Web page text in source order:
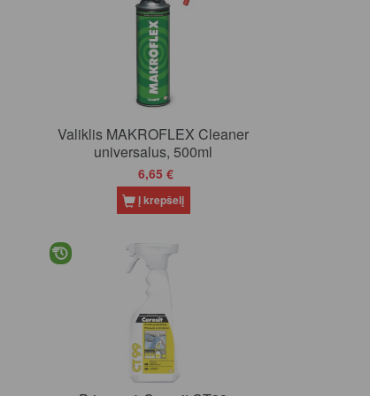
Valiklis MAKROFLEX Cleaner
universalus, 500ml
6,65 €
Į krepšelį